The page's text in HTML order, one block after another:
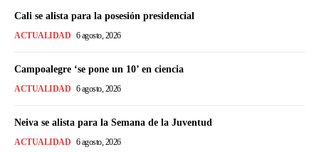
Cali se alista para la posesión presidencial
ACTUALIDAD 6 agosto, 2026
Campoalegre ‘se pone un 10’ en ciencia
ACTUALIDAD 6 agosto, 2026
Neiva se alista para la Semana de la Juventud
ACTUALIDAD 6 agosto, 2026